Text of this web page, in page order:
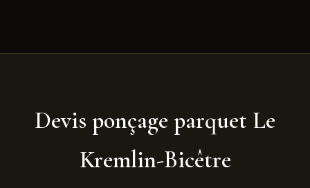
Devis ponçage parquet Le
Kremlin-Bicêtre